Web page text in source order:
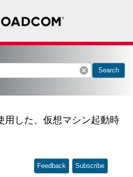
cancel Search
した、仮想マシン起動時
Feedback Subscribe